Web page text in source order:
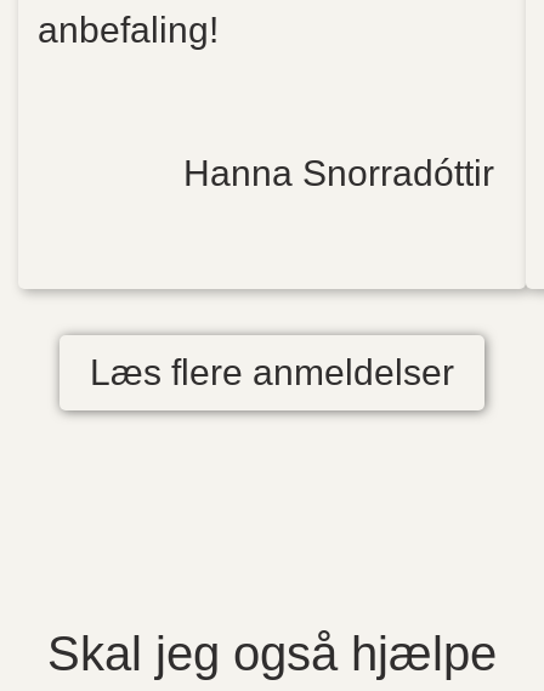
anbefaling!
Hanna Snorradóttir
Læs flere anmeldelser
Skal jeg også hjælpe